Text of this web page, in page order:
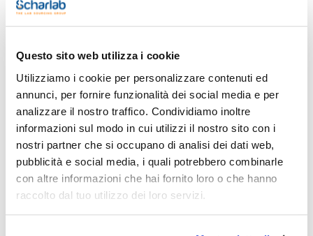
Questo sito web utilizza i cookie
Utilizziamo i cookie per personalizzare contenuti ed
annunci, per fornire funzionalità dei social media e per
analizzare il nostro traffico. Condividiamo inoltre
informazioni sul modo in cui utilizzi il nostro sito con i
nostri partner che si occupano di analisi dei dati web,
pubblicità e social media, i quali potrebbero combinarle
con altre informazioni che hai fornito loro o che hanno
raccolto dal tuo utilizzo dei loro servizi.
x 10u. 0322062752
contatta i
contatta i
Stampa pagina prodotto
Caratteristiche
Descrizione : Connessione ProteCol PEEK Fingertight per
HPLC filettatura UNF 1/16" a 10-32
Pressione (psi) : 5000
Conf. (unità) : 10
I raccordi per tubi capillari in PEEK sono stati fabbricati con
precisione per soddisfare le esigenze dell'analisi HPLC.
Raccomandato per tutte le connessioni HPLC, sovraccarico
quando si utilizza PEEK o PEEKsil.
Vedi di più